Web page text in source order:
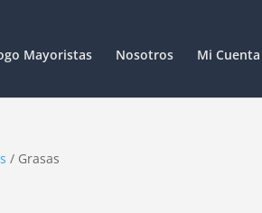
Mayoristas Nosotros Mi Cuenta
/ Grasas